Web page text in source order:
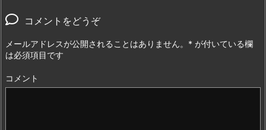
コメントをどうぞ
メールアドレスが公開されることはありません。 * が付いている欄
は必須項目です
コメント